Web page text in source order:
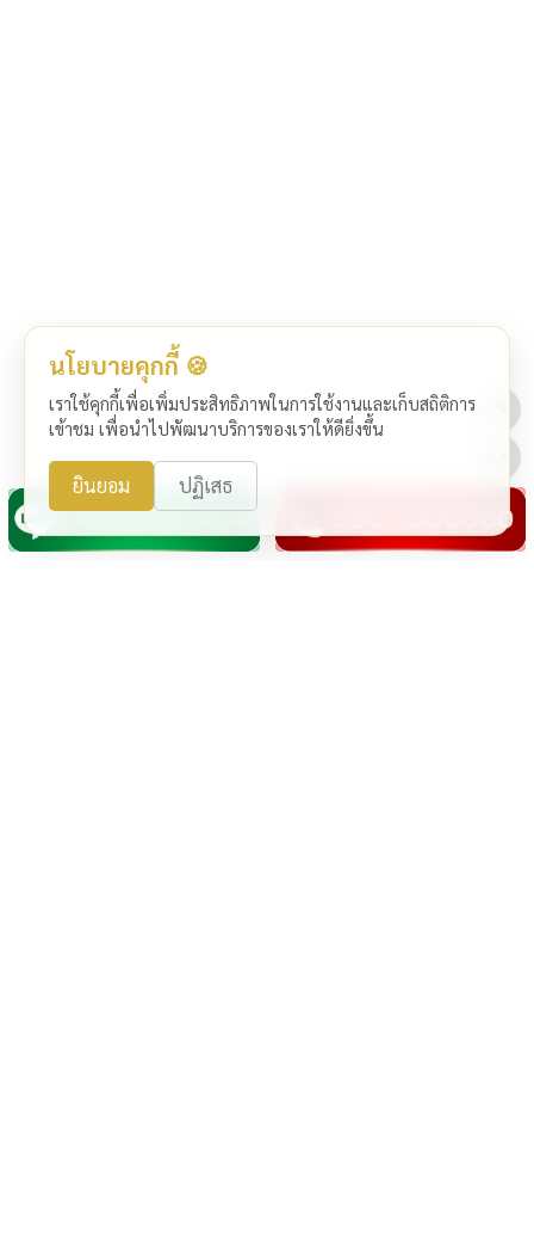
นโยบายคุกกี้ 🍪
เราใช้คุกกี้เพื่อเพิ่มประสิทธิภาพในการใช้งานและเก็บสถิติการ
เข้าชม เพื่อนำไปพัฒนาบริการของเราให้ดียิ่งขึ้น
ยินยอม ปฏิเสธ